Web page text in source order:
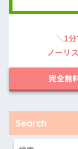
＼1
ノーリ
完全無
Search